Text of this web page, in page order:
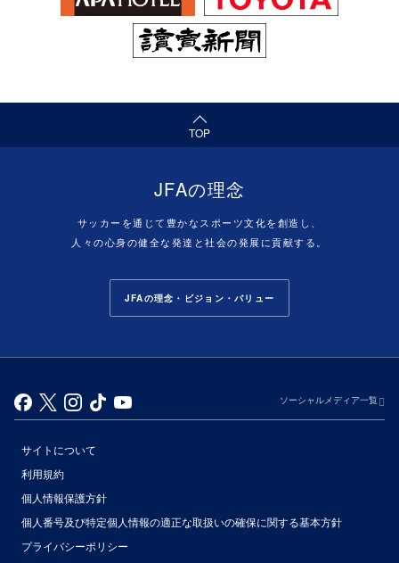
TOP
（ページの先頭へ）
JFAの理念
サッカーを通じて豊かなスポーツ文化を創造し、
人々の心身の健全な発達と社会の発展に貢献する。
JFAの理念・ビジョン・バリュー
ソーシャルメディア一覧
サイトについて
利用規約
個人情報保護方針
個人番号及び特定個人情報の適正な取扱いの確保に関する基本方針
プライバシーポリシー